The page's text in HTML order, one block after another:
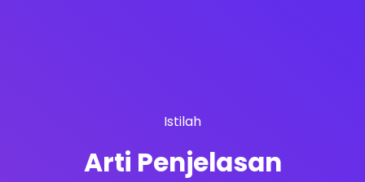
Istilah
Arti Penjelasan